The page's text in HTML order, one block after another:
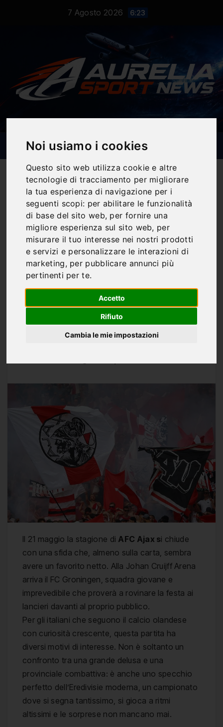
Noi usiamo i cookies
Questo sito web utilizza cookie e altre
tecnologie di tracciamento per migliorare
la tua esperienza di navigazione per i
seguenti scopi: per abilitare le funzionalità
di base del sito web, per fornire una
migliore esperienza sul sito web, per
misurare il tuo interesse nei nostri prodotti
e servizi e personalizzare le interazioni di
marketing, per pubblicare annunci più
pertinenti per te.
Accetto
Rifiuto
Cambia le mie impostazioni
7 Agosto 2026 6:23
Notizie Sportive
Ajax–Groningen: ultima
recita alla Johan Cruijff
Arena tra orgoglio, gol e
pressione
Il 21 maggio la stagione di AFC Ajax si chiude
con una sfida che, almeno sulla carta, sembra
avere un favorito netto. Alla Johan Cruijff Arena
arriva il FC Groningen, squadra giovane e
imprevedibile che proverà a rovinare la festa ai
lancieri davanti al proprio pubblico.
Per gli italiani che seguono il calcio olandese
con curiosità crescente, questa partita ha
diversi motivi di interesse. Non è soltanto un
confronto tra una grande delusa e una
provinciale combattiva: è anche uno specchio
perfetto dell’Eredivisie moderna, un campionato
dove si segna tantissimo, si gioca a ritmi
altissimi e le sorprese non mancano mai.